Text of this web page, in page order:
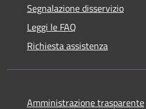
Segnalazione disservizio
Leggi le FAQ
Richiesta assistenza
Amministrazione trasparente